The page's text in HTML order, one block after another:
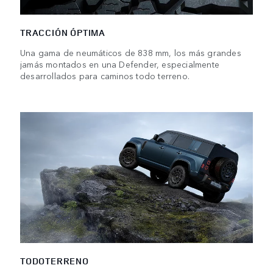
TRACCIÓN ÓPTIMA
Una gama de neumáticos de 838 mm, los más grandes
jamás montados en una Defender, especialmente
desarrollados para caminos todo terreno.
TODOTERRENO